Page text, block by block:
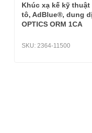
Khúc xạ kế kỹ
tô, AdBlue®, dung
OPTICS ORM 1CA
SKU: 2364-11500